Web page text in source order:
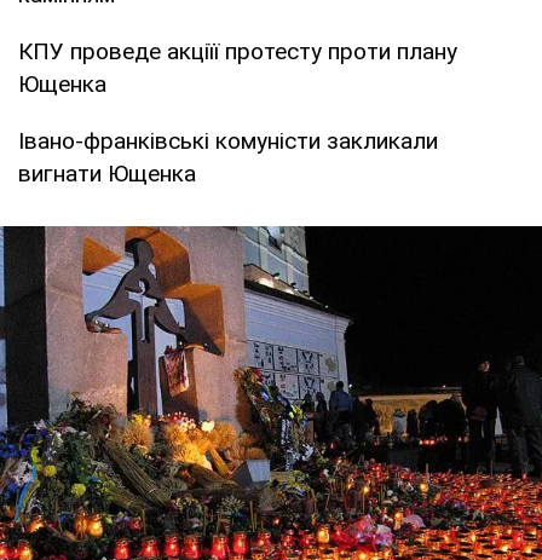
КПУ проведе акціїї протесту проти плану
Ющенка
Івано-франківські комуністи закликали
вигнати Ющенка